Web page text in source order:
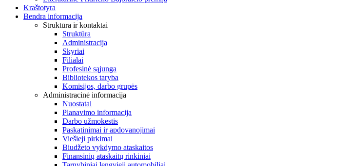
Kraštotyra
Bendra informacija
Struktūra ir kontaktai
Struktūra
Administracija
Skyriai
Filialai
Profesinė sąjunga
Bibliotekos taryba
Komisijos, darbo grupės
Administracinė informacija
Nuostatai
Planavimo informacija
Darbo užmokestis
Paskatinimai ir apdovanojimai
Viešieji pirkimai
Biudžeto vykdymo ataskaitos
Finansinių ataskaitų rinkiniai